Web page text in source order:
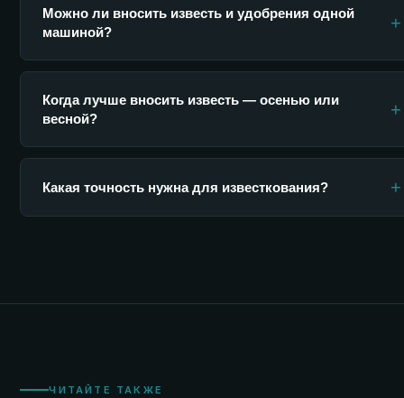
Можно ли вносить известь и удобрения одной
машиной?
+
Когда лучше вносить известь — осенью или
весной?
+
Какая точность нужна для известкования? +
ЧИТАЙТЕ ТАКЖЕ